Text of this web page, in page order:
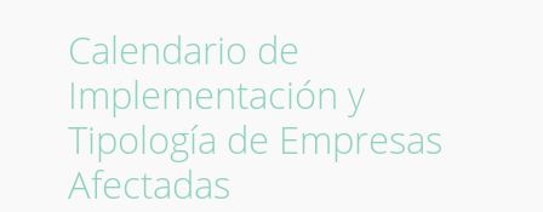
Calendario de
Implementación y
Tipología de Empresas
Afectadas